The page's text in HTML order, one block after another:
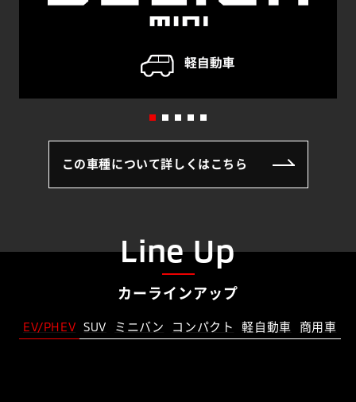
この車種について詳しくはこちら
Line Up
カーラインアップ
EV/PHEV SUV ミニバン コンパクト 軽自動車 商用車